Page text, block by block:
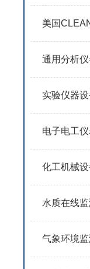
美国
通用分析仪
实验仪器
电子电工
化工机械设
水质在线
气象环境监